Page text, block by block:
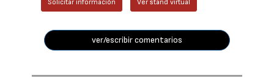
Solicitar información Ver stand virtual
ver/escribir comentarios